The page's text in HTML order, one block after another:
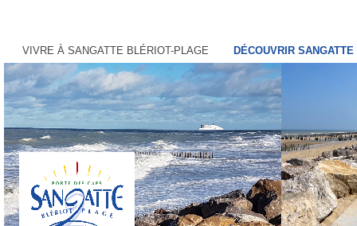
VIVRE À SANGATTE BLÉRIOT-PLAGE DÉCOUVRIR